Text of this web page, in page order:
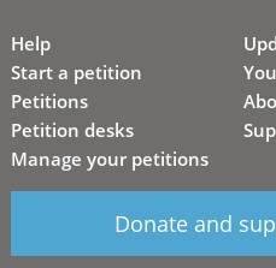
Help
Start a petition
Petitions
Petition desks
Manage your petitions
Donate and